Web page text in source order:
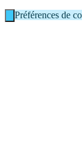
Préférences de